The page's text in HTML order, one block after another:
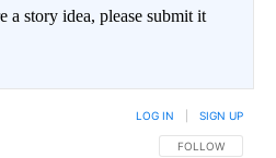
a story idea, please submit it
FOLLOW THIS
FOLLOW
LOG IN SIGN UP